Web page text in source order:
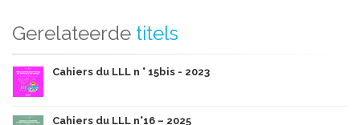
Gerelateerde titels
Cahiers du LLL n ° 15bis - 2023
Cahiers du LLL n°16 – 2025